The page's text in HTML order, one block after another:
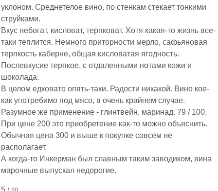
уклоном. Среднетелое вино, по стенкам стекает тонкими
струйками.
Вкус небогат, кисловат, терпковат. Хотя какая-то жизнь все-
таки теплится. Немного приторности мерло, сафьяновая
терпкость каберне, общая кисловатая ягодность.
Послевкусие терпкое, с отдаленными нотами кожи и
шоколада.
В целом едковато опять-таки. Радости никакой. Вино кое-
как употребимо под мясо, в очень крайнем случае.
Разумное же применение - глинтвейн, маринад. 79 / 100.
При цене 200 это приобретение как-то можно объяснить.
Обычная цена 300 и выше к покупке совсем не
располагает.
А когда-то Инкерман был славным таким заводиком, вина
марочные выпускал недорогие.